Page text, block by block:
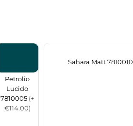
Petrolio
Lucido
7810005 (+
€114.00)
Sahara Matt 7810010